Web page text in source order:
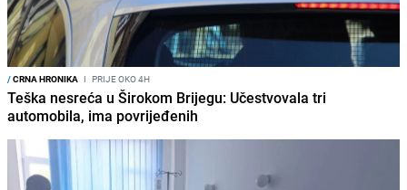
/CRNA HRONIKA I PRIJE OKO 4H
Teška nesreća u Širokom Brijegu: Učestvovala tri
automobila, ima povrijeđenih